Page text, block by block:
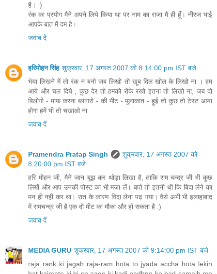
है। :)
रंक का प्रयोग मैने अपने लिये किया था पर नाम का राजा मै ही हूँ। नीरज भाई
आपके बात में दम है।
जवाब दें
हरिमोहन सिंह शुक्रवार, 17 अगस्त 2007 को 8:14:00 pm IST बजे
भेया लिखने में तो रंक न बनो जब लिखो तो खूब दिल खोल के लिखो ना । हम
आये और चल दिये , कुछ देर तो हमको रोके रखो इतना तो लिखो ना, जब दो
बिलोगो - माफ करना ब्‍लागरो - की मीट - मुलाकात - हुई तो कुछ तो टेस्‍ट आया
होगा हमें भी तो चखाओ ना
जवाब दें
Pramendra Pratap Singh
शुक्रवार, 17 अगस्त 2007 को
8:20:00 pm IST बजे
हर‍ि मोहन जी, मैने जान बूझ कर थोड़ा लिखा है, ताकि राम चन्‍द्र जी भी कुछ
लिखें और आप उनकी पोस्‍ट का भी मजा लें। बाते तो इतनी थी कि बिदा लेने का
मन ही नही कर था। रात के कारण विदा लेना पढ़ गया। वैसे अभी भी इलाहाबाद
में रामचन्‍द्र जी है एक दो मीट का मौका और हो सकता है :)
जवाब दें
MEDIA GURU शुक्रवार, 17 अगस्त 2007 को 9:14:00 pm IST बजे
raja rank ki jagah raja-ram hota to jyada accha hota lekin